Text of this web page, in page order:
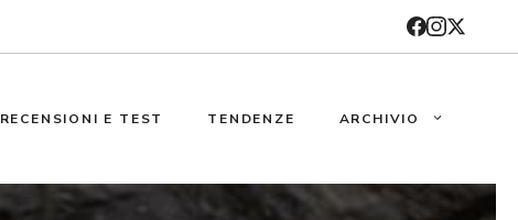
RECENSIONI E TEST TENDENZE ARCHIVIO